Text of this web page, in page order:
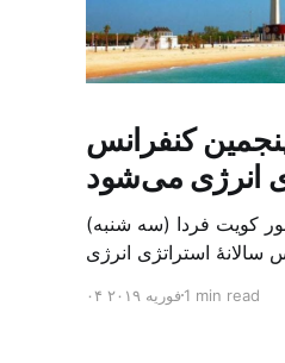
کنفرانس
انرژی می‌شود
کویت فردا (سه شنبه)
سالانهٔ استراتژی انرژی
الشرق الاوسط، حدود ۳۰۰ متخصص از شرکت‌های
۰۴ فوریه ۲۰۱۹1 min read